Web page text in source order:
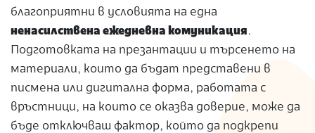
благоприятни в условията на една
ненасилствена ежедневна комуникация.
Подготовката на презантации и търсенето на
материали, които да бъдат представени в
писмена или дигитална форма, работата с
връстници, на които се оказва доверие, може да
бъде отключваш фактор, който да подкрепи